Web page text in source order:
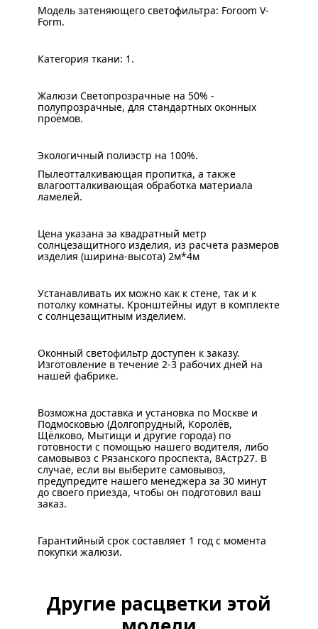
Модель затеняющего светофильтра: Foroom V-
Form.
Категория ткани: 1.
Жалюзи Светопрозрачные на 50% -
полупрозрачные, для стандартных оконных
проёмов.
Экологичный полиэстр на 100%.
Пылеотталкивающая пропитка, а также
влагоотталкивающая обработка материала
ламелей.
Цена указана за квадратный метр
солнцезащитного изделия, из расчета размеров
изделия (ширина-высота) 2м*4м
Устанавливать их можно как к стене, так и к
потолку комнаты. Кронштейны идут в комплекте
с солнцезащитным изделием.
Оконный светофильтр доступен к заказу.
Изготовление в течение 2-3 рабочих дней на
нашей фабрике.
Возможна доставка и установка по Москве и
Подмосковью (Долгопрудный, Королёв,
Щёлково, Мытищи и другие города) по
готовности с помощью нашего водителя, либо
самовывоз с Рязанского проспекта, 8Астр27. В
случае, если вы выберите самовывоз,
предупредите нашего менеджера за 30 минут
до своего приезда, чтобы он подготовил ваш
заказ.
Гарантийный срок составляет 1 год с момента
покупки жалюзи.
Другие расцветки этой